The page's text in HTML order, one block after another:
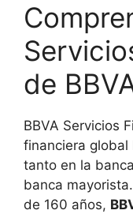
de
BBVA Servicios
financiera global
tanto en la
banca
de 160 años,